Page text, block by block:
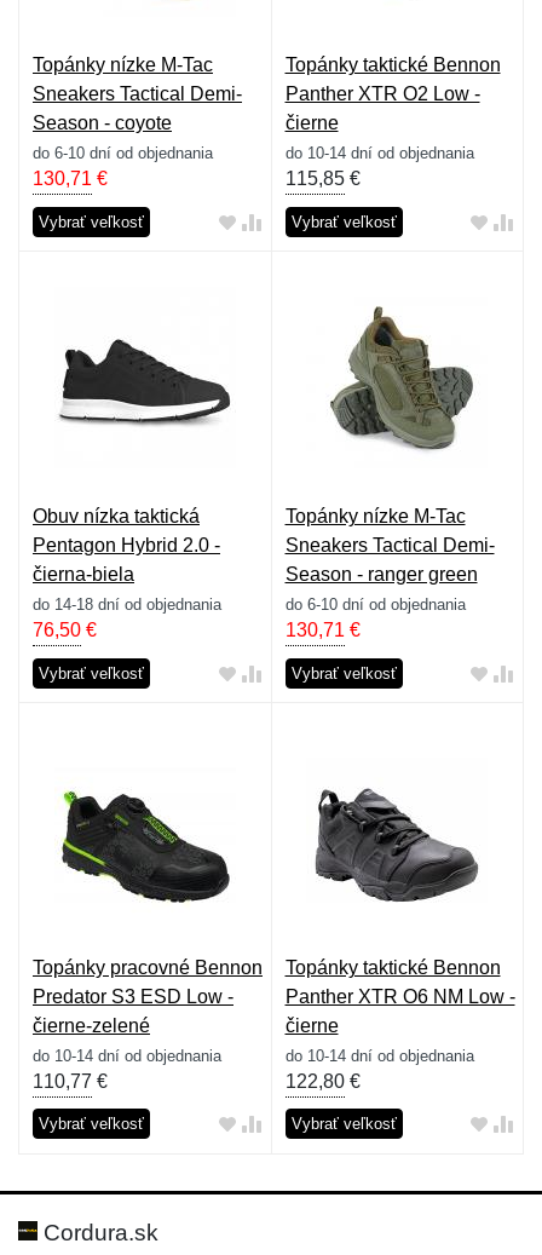
Topánky nízke M-Tac
Sneakers Tactical Demi-
Season - coyote
do 6-10 dní od objednania
130,71 €
Vybrať veľkosť
Topánky taktické Bennon
Panther XTR O2 Low -
čierne
do 10-14 dní od objednania
115,85€
Vybrať veľkosť
Obuv nízka taktická
Pentagon Hybrid 2.0 -
čierna-biela
do 14-18 dní od objednania
76,50 €
Vybrať veľkosť
Topánky nízke M-Tac
Sneakers Tactical Demi-
Season - ranger green
do 6-10 dní od objednania
130,71 €
Vybrať veľkosť
Topánky pracovné Bennon
Predator S3 ESD Low -
čierne-zelené
do 10-14 dní od objednania
110,77 €
Vybrať veľkosť
Topánky taktické Bennon
Panther XTR O6 NM Low -
čierne
do 10-14 dní od objednania
122,80€
Vybrať veľkosť
Cordura.sk